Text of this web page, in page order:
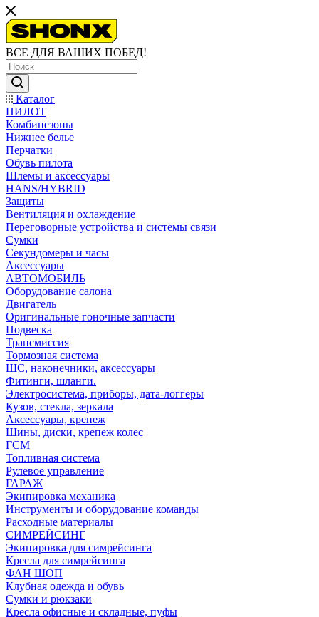
ВСЕ ДЛЯ ВАШИХ ПОБЕД!
Каталог
ПИЛОТ
Комбинезоны
Нижнее белье
Перчатки
Обувь пилота
Шлемы и аксессуары
HANS/HYBRID
Защиты
Вентиляция и охлаждение
Переговорные устройства и системы связи
Сумки
Секундомеры и часы
Аксессуары
АВТОМОБИЛЬ
Оборудование салона
Двигатель
Оригинальные гоночные запчасти
Подвеска
Трансмиссия
Тормозная система
ШС, наконечники, аксессуары
Фитинги, шланги.
Электросистема, приборы, дата-логгеры
Кузов, стекла, зеркала
Аксессуары, крепеж
Шины, диски, крепеж колес
ГСМ
Топливная система
Рулевое управление
ГАРАЖ
Экипировка механика
Инструменты и оборудование команды
Расходные материалы
СИМРЕЙСИНГ
Экипировка для симрейсинга
Кресла для симрейсинга
ФАН ШОП
Клубная одежда и обувь
Сумки и рюкзаки
Кресла офисные и складные, пуфы